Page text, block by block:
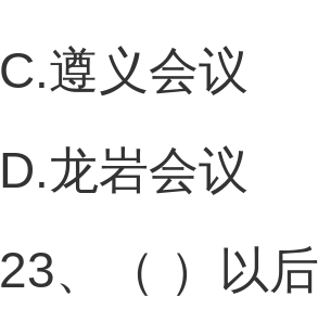
C.遵义会议
D.龙岩会议
23、（ ）以